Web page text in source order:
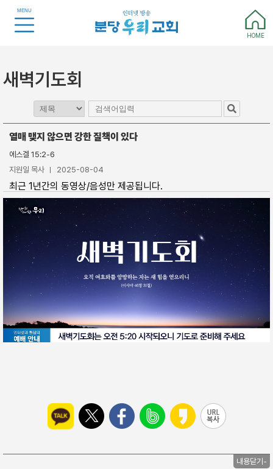
MENU
HOME
새벽기도회
열매 맺지 않으면 강한 질책이 있다
에스겔 15:2-6
지원일 목사
2025-08-04
최근 1년간의 동영상/음성만 제공됩니다.
내용닫기-